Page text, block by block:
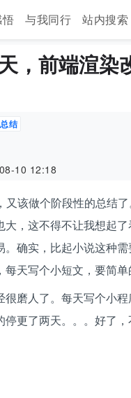
与我同行 站内搜索
，前端渲染
结
10 12:18
该做个阶段性的总结
，这不得不让我想起
确实，比起小说这种
天写个小短文，要简单
磨人了。每天写个小
更了两天。。。好了